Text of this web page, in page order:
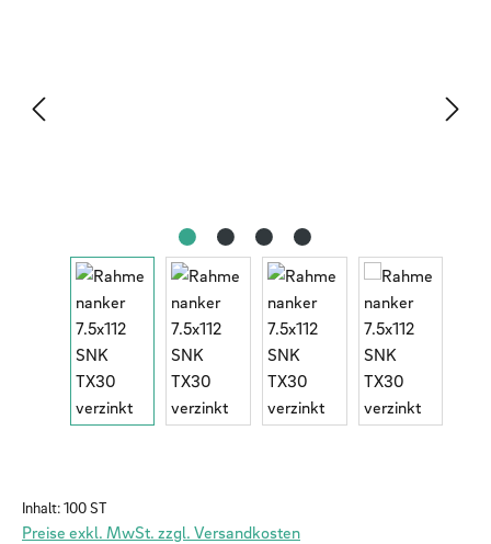
Inhalt:100 ST
Preise exkl. MwSt. zzgl. Versandkosten